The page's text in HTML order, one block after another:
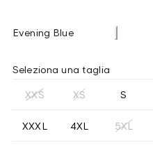
Evening Blue
Seleziona una taglia
XXS XS S
XXXL 4XL 5XL